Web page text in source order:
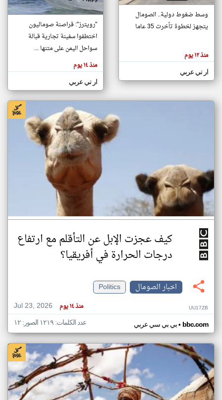
تغيير الدولة
مصادر الأخبار من الصومال
اخبار الصومال على مدار الساعة
أهم اخبار الصومال العاجلة والمباشرة
المقالات
الموجوده
هنا عن
وجهة
كاتبيها.
وسط ضغوط دولية.. الصومال
يتجهز لخطوة تأخرت 35 عاما
منذ ١٢ يوم
ار تي عربي
"رويترز": قراصنة صوماليون
اختطفوا سفينة تجارية قبالة
سواحل اليمن على متنها ...
منذ ١٤ يوم
ار تي عربي
كيف عجزت الإبل عن التأقلم مع ارتفاع
درجات الحرارة في أفريقيا؟
اخبار الصومال
Politics
Jul 23, 2026
منذ ١٤ يوم UU17ZB
بي بي سي عربي• bbc.com عدد الكلمات: ١٢١٩ الصور: ١٢
klyoum.com